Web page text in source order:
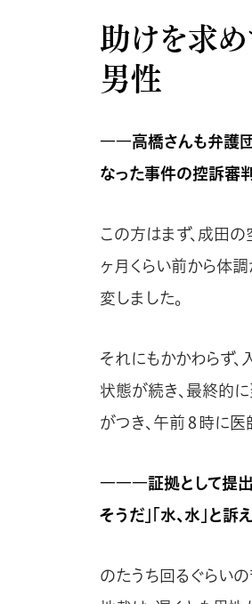
助けを求
男性
――高橋さんも弁護団
なった事件の控訴審
この方はまず、成田
ヶ月くらい前から体
変しました。
それにもかかわらず
状態が続き、最終的
がつき、午前８時に
―――証拠として提出
そうだ」「水、水」と
のたうち回るぐらい